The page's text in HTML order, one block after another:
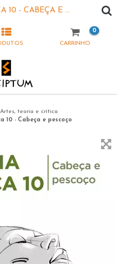
ANATOMIA ARTÍSTICA 10 - CABEÇA E PESCOÇO
CARRINHO
0
Artes, teoria e crítica
10 - Cabeça e pescoço